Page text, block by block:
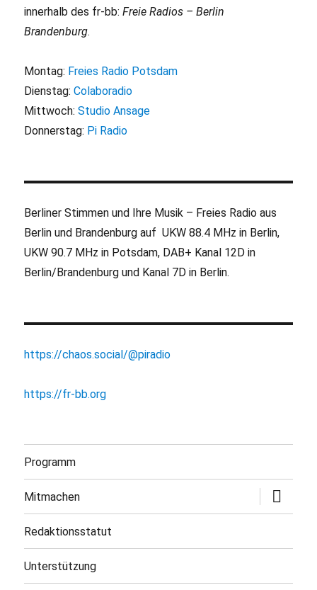
innerhalb des fr-bb:Freie Radios – Berlin
Brandenburg.
Montag: Freies Radio Potsdam
Dienstag:Colaboradio
Mittwoch:Studio Ansage
Donnerstag: Pi Radio
Berliner Stimmen und Ihre Musik – Freies Radio aus
Berlin und Brandenburg auf UKW 88.4 MHz in Berlin,
UKW 90.7 MHz in Potsdam, DAB+ Kanal 12D in
Berlin/Brandenburg und Kanal 7D in Berlin.
https://chaos.social/@piradio
https://fr-bb.org
Programm
Mitmachen
öffnen
Redaktionsstatut
Unterstützung